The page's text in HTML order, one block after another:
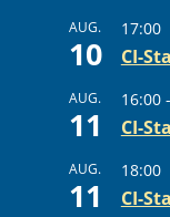
AUG.
10
17:00
CI-
AUG.
11
16:00-
CI-
AUG.
11
18:00
CI-